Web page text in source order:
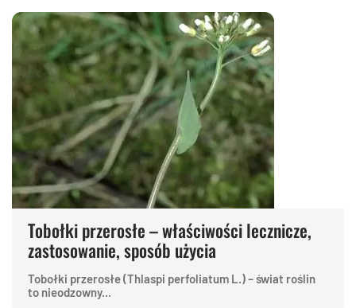
Tobołki przerosłe – właściwości lecznicze,
zastosowanie, sposób użycia
Tobołki przerosłe (Thlaspi perfoliatum L.) – świat roślin
to nieodzowny...